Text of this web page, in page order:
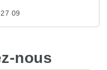
09
nous